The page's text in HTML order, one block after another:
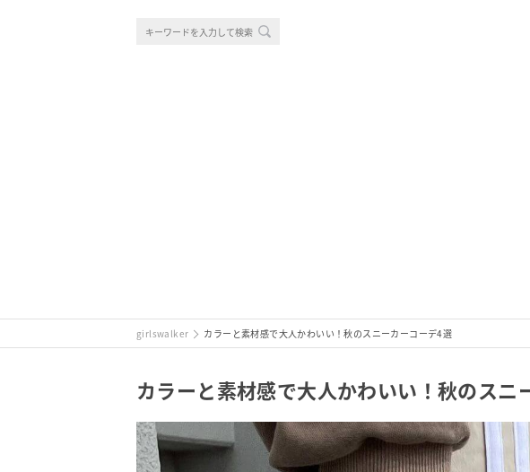
girlswalker カラーと素材感で大人かわいい！秋のスニーカーコーデ4選
カラーと素材感で大人かわいい！秋のスニ